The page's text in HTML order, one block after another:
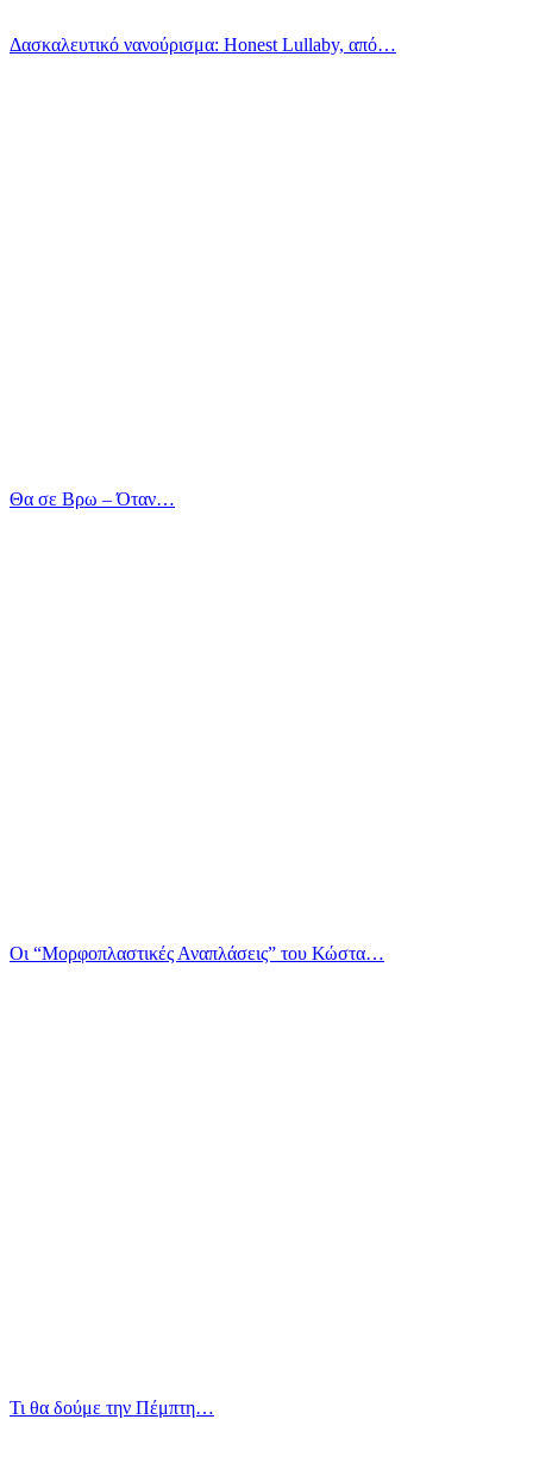
Δασκαλευτικό νανούρισμα: Honest Lullaby, από…
Θα σε Βρω – Όταν…
Οι “Μορφοπλαστικές Αναπλάσεις” του Κώστα…
Τι θα δούμε την Πέμπτη…